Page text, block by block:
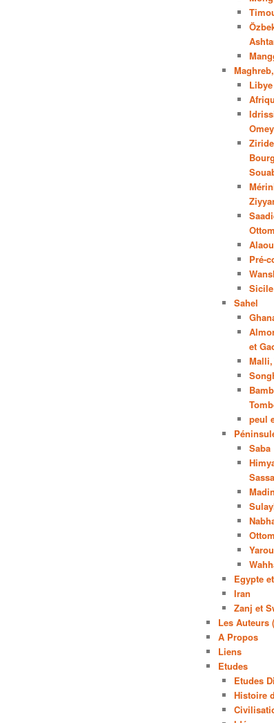
Pré-
Sicile
Sahel
et
peul
Saba
Egypte
Iran
Zanj et
Les Auteurs
A Propos
Liens
Etudes
Etudes
Histoire